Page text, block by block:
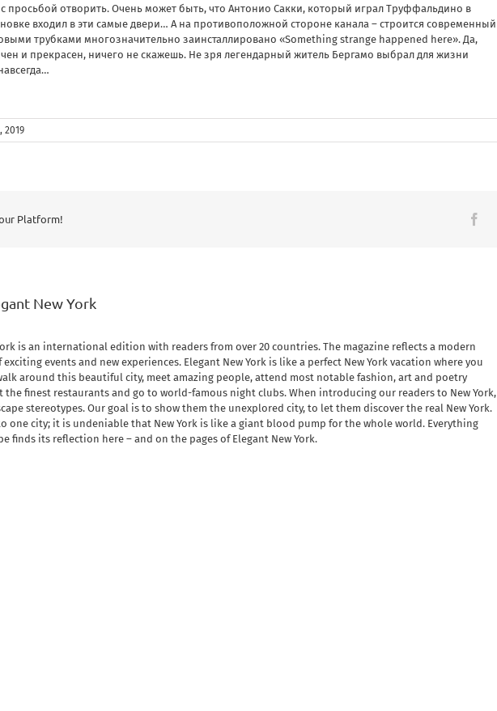
с просьбой отворить. Очень может быть, что Антонио Сакки, который играл Труффальдино в
входил в эти самые двери… А на противоположной стороне канала – строится современный
трубками многозначительно заинсталлировано «Something strange happened here». Да,
и прекрасен, ничего не скажешь. Не зря легендарный житель Бергамо выбрал для жизни
2019
Platform!
New York
is an international edition with readers from over 20 countries. The magazine reflects a modern
events and new experiences. Elegant New York is like a perfect New York vacation where you
around this beautiful city, meet amazing people, attend most notable fashion, art and poetry
the finest restaurants and go to world-famous night clubs. When introducing our readers to New York,
stereotypes. Our goal is to show them the unexplored city, to let them discover the real New York.
one city; it is undeniable that New York is like a giant blood pump for the whole world. Everything
finds its reflection here – and on the pages of Elegant New York.